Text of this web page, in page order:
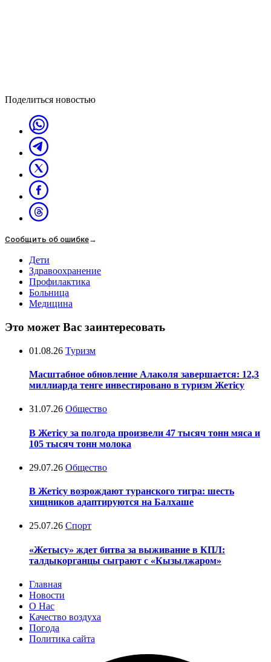
Поделиться новостью
Сообщить об ошибке→
Дети
Здравоохранение
Профилактика
Больница
Медицина
Это может Вас заинтересовать
01.08.26 Туризм
Масштабное обновление Алаколя завершается: 12,3
миллиарда тенге инвестировано в туризм Жетісу
31.07.26 Общество
В Жетісу за полгода произвели 47 тысяч тонн мяса и
105 тысяч тонн молока
29.07.26 Общество
В Жетісу возрождают туранского тигра: шесть
хищников адаптируются на Балхаше
25.07.26 Спорт
«Жетысу» ждет битва за выживание в КПЛ:
талдыкорганцы сыграют с «Кызылжаром»
Главная
Новости
О Нас
Качество воздуха
Погода
Политика сайта